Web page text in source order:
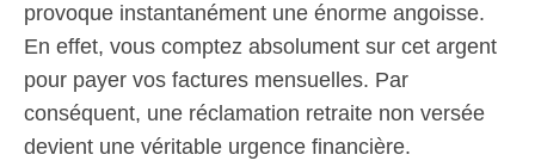
provoque instantanément une énorme angoisse.
En effet, vous comptez absolument sur cet argent
pour payer vos factures mensuelles. Par
conséquent, une réclamation retraite non versée
devient une véritable urgence financière.